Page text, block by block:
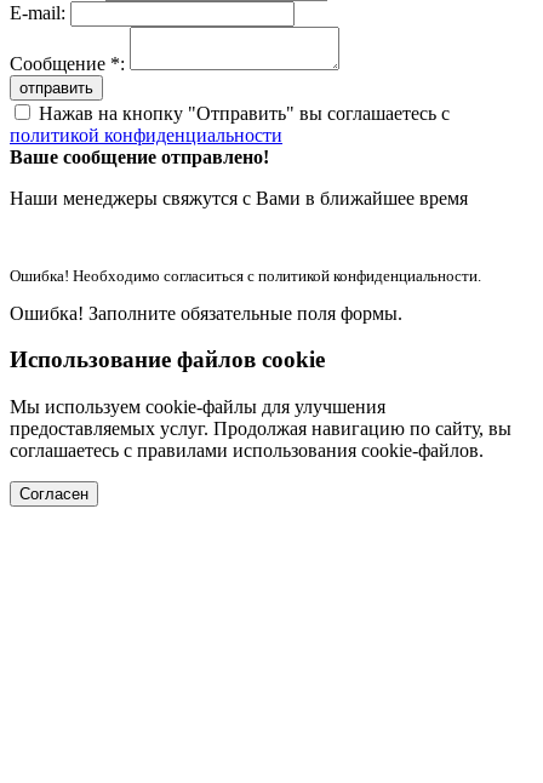
E-mail:
Сообщение *:
отправить
Нажав на кнопку "Отправить" вы соглашаетесь с
политикой конфиденциальности
Ваше сообщение отправлено!
Наши менеджеры свяжутся с Вами в ближайшее время
Ошибка! Необходимо согласиться с политикой конфиденциальности.
Ошибка! Заполните обязательные поля формы.
Использование файлов cookie
Мы используем cookie-файлы для улучшения
предоставляемых услуг. Продолжая навигацию по сайту, вы
соглашаетесь с правилами использования cookie-файлов.
Согласен